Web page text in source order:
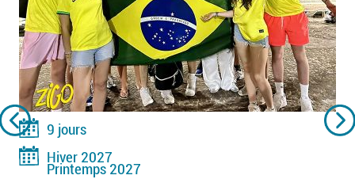
9 jours
Hiver 2027
Printemps 2027